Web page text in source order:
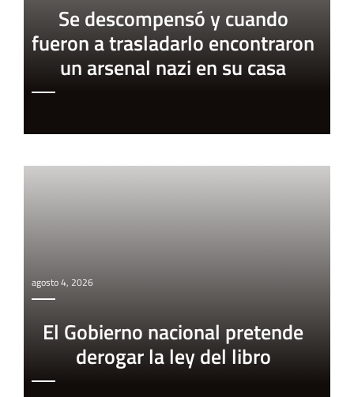
Se descompensó y cuando
fueron a trasladarlo encontraron
un arsenal nazi en su casa
agosto 4, 2026
El Gobierno nacional pretende
derogar la ley del libro